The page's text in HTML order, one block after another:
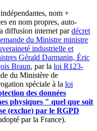
nom +
en nom propres, auto-
diffusion internet pardécret
du Ministre ministre
industrielle et
Gérald Darmanin, Éric
Braun, par la loi R123-
du Ministère de
spéciale à la loi
des données
physiques " quel que soit
(exclue) par le RGPD
par la France).